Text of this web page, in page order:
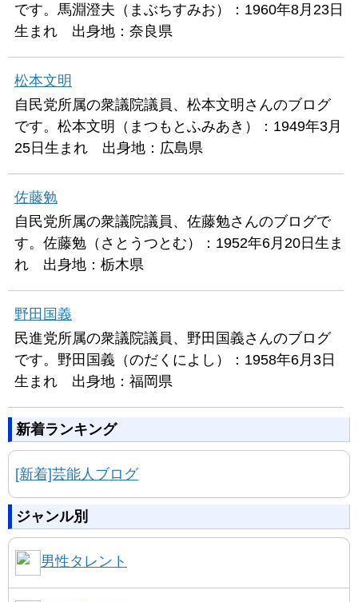
です。馬淵澄夫（まぶちすみお）：1960年8月23日
生まれ 出身地：奈良県
松本文明
自民党所属の衆議院議員、松本文明さんのブログ
です。松本文明（まつもとふみあき）：1949年3月
25日生まれ 出身地：広島県
佐藤勉
自民党所属の衆議院議員、佐藤勉さんのブログで
す。佐藤勉（さとうつとむ）：1952年6月20日生ま
れ 出身地：栃木県
野田国義
民進党所属の衆議院議員、野田国義さんのブログ
です。野田国義（のだくによし）：1958年6月3日
生まれ 出身地：福岡県
新着ランキング
[新着]芸能人ブログ
ジャンル別
男性タレント